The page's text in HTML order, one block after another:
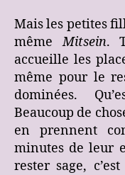
Mais les petites
mêmeMitsein.
accueille les
même pour le
dominées.
Beaucoup de
en prennent
minutes de leur
rester sage,